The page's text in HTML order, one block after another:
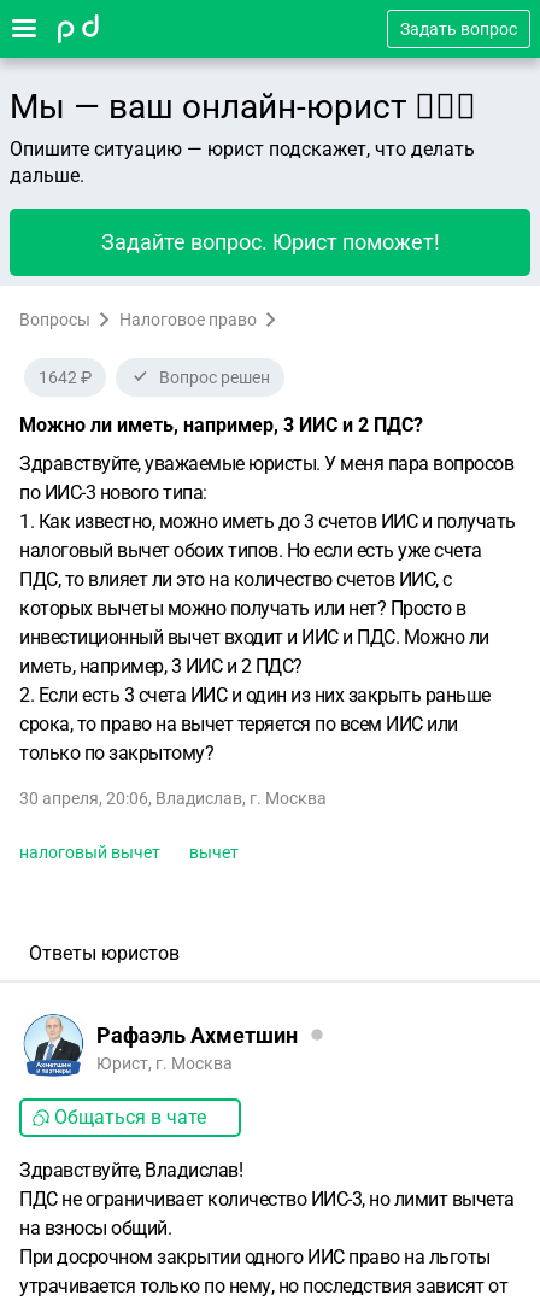
Задать вопрос
Мы — ваш онлайн-юрист 👨🏻‍⚖️
Опишите ситуацию — юрист подскажет, что делать
дальше.
Задайте вопрос. Юрист поможет!
Вопросы Налоговое право
1642 ₽ Вопрос решен
Можно ли иметь, например, 3 ИИС и 2 ПДС?
Здравствуйте, уважаемые юристы. У меня пара вопросов
по ИИС-3 нового типа:
1. Как известно, можно иметь до 3 счетов ИИС и получать
налоговый вычет обоих типов. Но если есть уже счета
ПДС, то влияет ли это на количество счетов ИИС, с
которых вычеты можно получать или нет? Просто в
инвестиционный вычет входит и ИИС и ПДС. Можно ли
иметь, например, 3 ИИС и 2 ПДС?
2. Если есть 3 счета ИИС и один из них закрыть раньше
срока, то право на вычет теряется по всем ИИС или
только по закрытому?
30 апреля, 20:06, Владислав, г. Москва
налоговый вычет вычет
Ответы юристов
Рафаэль Ахметшин
Юрист, г. Москва
Общаться в чате
Здравствуйте, Владислав!
ПДС не ограничивает количество ИИС-3, но лимит вычета
на взносы общий.
При досрочном закрытии одного ИИС право на льготы
утрачивается только по нему, но последствия зависят от